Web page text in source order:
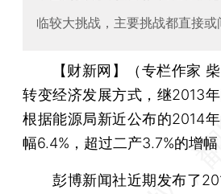
临较大挑战，主要挑战都直接
【财新网】（专栏作家 柴
转变经济发展方式，继2013
根据能源局新近公布的2014
幅6.4%，超过二产3.7%的增幅
彭博新闻社近期发布了